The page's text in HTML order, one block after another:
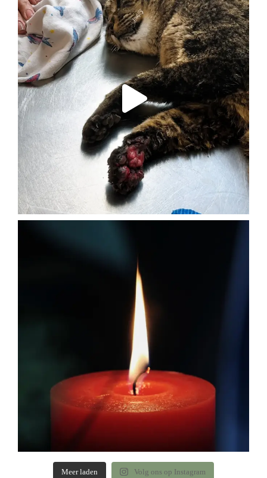
Meer laden Volg ons op Instagram